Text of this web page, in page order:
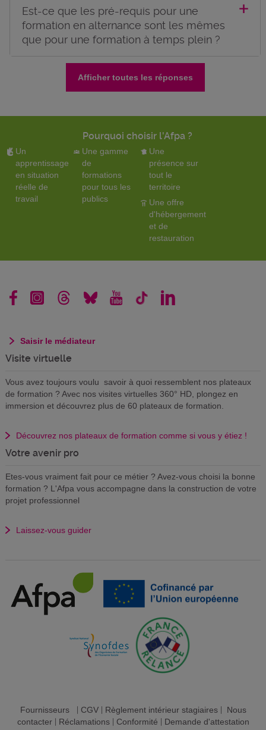
Est-ce que les pré-requis pour une
formation en alternance sont les mêmes
que pour une formation à temps plein ?
Afficher toutes les réponses
Pourquoi choisir l'Afpa ?
Un
apprentissage
en situation
réelle de
travail
Une gamme
de
formations
pour tous les
publics
Une
présence sur
tout le
territoire
Une offre
d'hébergement
et de
restauration
Saisir le médiateur
Visite virtuelle
Vous avez toujours voulu savoir à quoi ressemblent nos plateaux
de formation ? Avec nos visites virtuelles 360° HD, plongez en
immersion et découvrez plus de 60 plateaux de formation.
Découvrez nos plateaux de formation comme si vous y étiez !
Votre avenir pro
Etes-vous vraiment fait pour ce métier ? Avez-vous choisi la bonne
formation ? L'Afpa vous accompagne dans la construction de votre
projet professionnel
Laissez-vous guider
Fournisseurs| CGV| Règlement intérieur stagiaires| Nous
contacter| Réclamations| Conformité Demande d'attestation